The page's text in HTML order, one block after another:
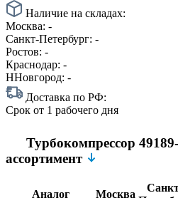
Наличие на складах:
Москва: -
Санкт-Петербург: -
Ростов: -
Краснодар: -
ННовгород: -
Доставка по РФ:
Срок от 1 рабочего дня
Турбокомпрессор
ассортимент
Аналог Москва